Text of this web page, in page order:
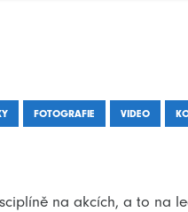
FOTOGRAFIE VIDEO
na akcích, a to na